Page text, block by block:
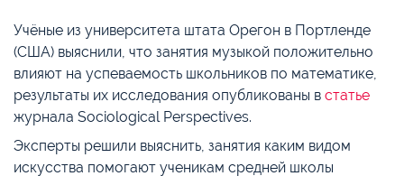
Учёные из университета штата Орегон в Портленде
(США) выяснили, что занятия музыкой положительно
влияют на успеваемость школьников по математике,
результаты их исследования опубликованы в статье
журнала Sociological Perspectives.
Эксперты решили выяснить, занятия каким видом
искусства помогают ученикам средней школы